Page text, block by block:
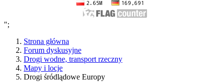
";
Strona główna
Forum dyskusyjne
Drogi wodne, transport rzeczny
Mapy i locje
Drogi śródlądowe Europy